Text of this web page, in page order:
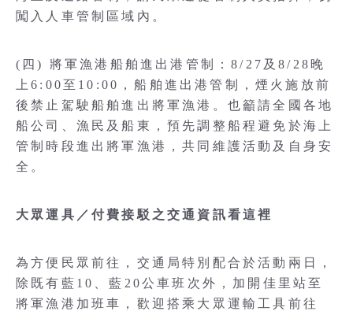
闖入人車管制區域內。
(四) 將軍漁港船舶進出港管制：8/27及8/28晚
上6:00至10:00，船舶進出港管制，煙火施放前
後禁止駕駛船舶進出將軍漁港。也籲請全國各地
船公司、漁民及船東，預先調整船程避免於海上
管制時段進出將軍漁港，共同維護活動及自身安
全。
大眾運具／付費接駁之交通資訊看這裡
為方便民眾前往，交通局特別配合於活動兩日，
除既有藍10、藍20公車班次外，加開佳里站至
將軍漁港加班車，歡迎搭乘大眾運輸工具前往